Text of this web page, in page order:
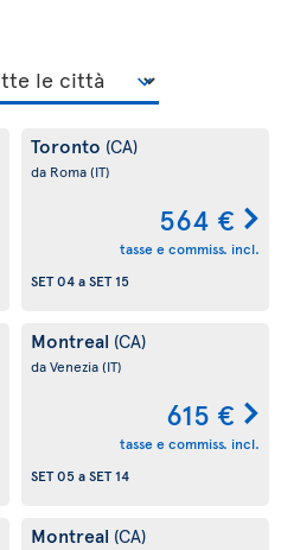
Toronto (CA)
da Roma(IT)
564 €
tasse e commiss. incl.
SET 04aSET 15
Montreal (CA)
da Venezia(IT)
615 €
tasse e commiss. incl.
SET 05aSET 14
Montreal (CA)